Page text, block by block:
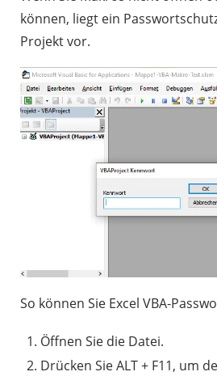
können, liegt ein
Projekt vor.
So können Sie Excel VBA-
Öffnen Sie die Datei.
Drücken Sie ALT + F11, um